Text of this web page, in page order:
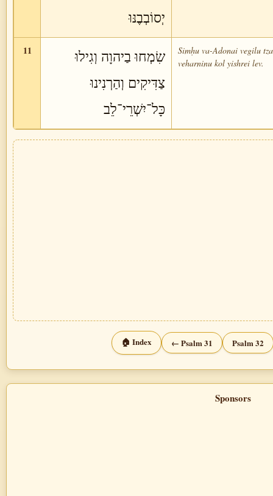
יְסוֹבְבֶנּוּ
11
שִׂמְחוּ בַיהוָה וְגִילוּ
צַדִּיקִים וְהַרְנִינוּ
כָּל־יִשְׁרֵי־לֵב
Simḥu va-Adonai vegilu
veharninu kol yishrei lev.
🏠 Index ← Psalm 31 Psalm 32
Sponsors